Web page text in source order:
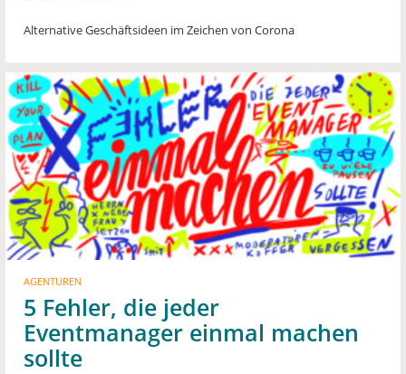
Alternative Geschäftsideen im Zeichen von Corona
AGENTUREN
5 Fehler, die jeder
Eventmanager einmal machen
sollte